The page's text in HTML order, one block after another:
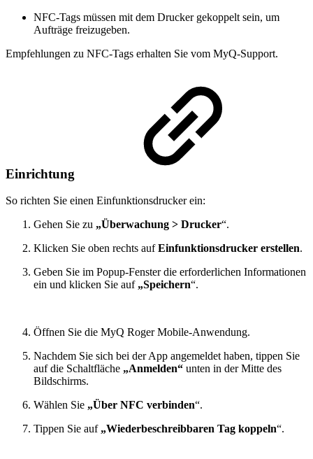
NFC-Tags müssen mit dem Drucker gekoppelt sein, um
Aufträge freizugeben.
Empfehlungen zu NFC-Tags erhalten Sie vom MyQ-Support.
Einrichtung
So richten Sie einen Einfunktionsdrucker ein:
Gehen Sie zu „Überwachung > Drucker“.
Klicken Sie oben rechts aufEinfunktionsdrucker erstellen.
Geben Sie im Popup-Fenster die erforderlichen Informationen
ein und klicken Sie auf „Speichern“.
Öffnen Sie die MyQ Roger Mobile-Anwendung.
Nachdem Sie sich bei der App angemeldet haben, tippen Sie
auf die Schaltfläche „Anmelden“ unten in der Mitte des
Bildschirms.
Wählen Sie „Über NFC verbinden“.
Tippen Sie auf „Wiederbeschreibbaren Tag koppeln“.